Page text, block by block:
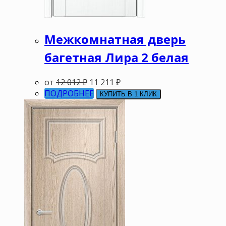
Межкомнатная дверь
багетная Лира 2 белая
от 12 012₽ 11 211 ₽
ПОДРОБНЕЕ
КУПИТЬ В 1 КЛИК